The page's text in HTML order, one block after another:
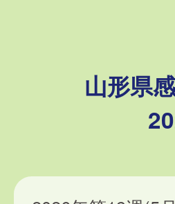
山形県